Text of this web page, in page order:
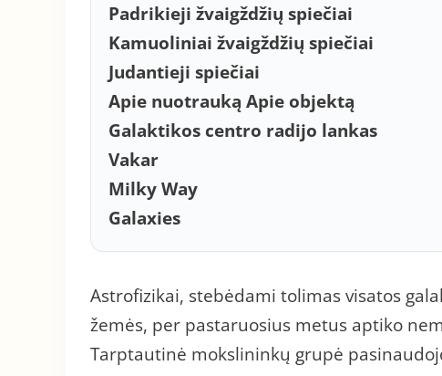
Padrikieji žvaigždžių spiečiai
Kamuoliniai žvaigždžių spiečiai
Judantieji spiečiai
Apie nuotrauką Apie objektą
Galaktikos centro radijo lankas
Vakar
Milky Way
Galaxies
Astrofizikai, stebėdami tolimas visatos
žemės, per pastaruosius metus aptiko
Tarptautinė mokslininkų grupė